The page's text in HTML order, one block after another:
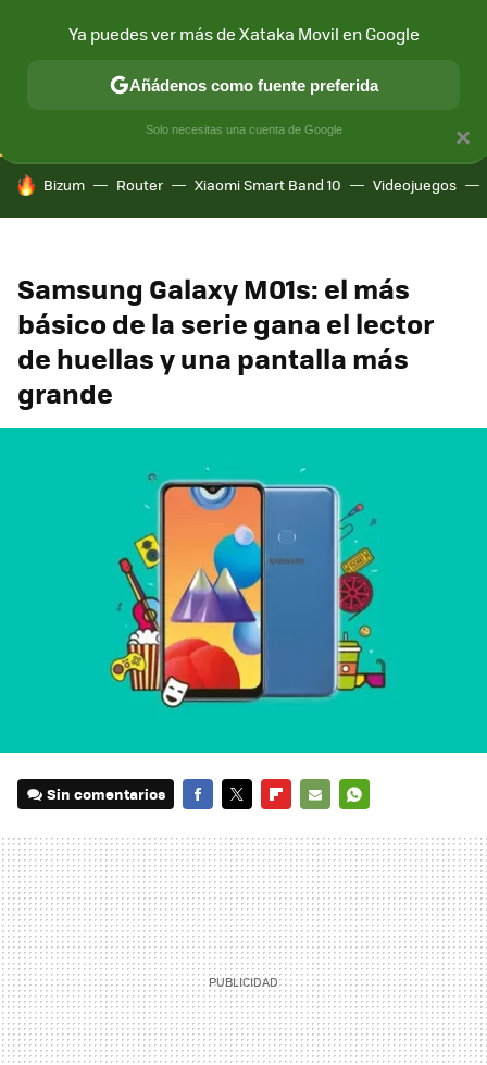
CONECTIVIDAD MÓVIL Y SOCIEDAD APLICACIONES
HOY SE HABLA DE
Bizum Router Xiaomi Smart Band 10 Videojuegos
Samsung Galaxy M01s: el más
básico de la serie gana el lector
de huellas y una pantalla más
grande
Sin comentarios
MAIL
×
Ya puedes ver más de Xataka Movil en Google
Añádenos como fuente preferida
Solo necesitas una cuenta de Google